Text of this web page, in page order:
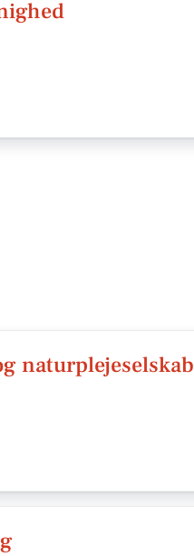
naturplejeselskab